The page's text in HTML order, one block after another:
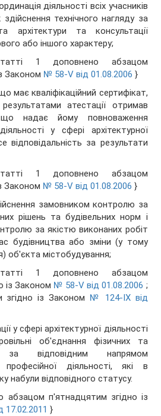
діяльності всіх учасників
технічного нагляду за
архітектури та консультації
або іншого характеру;
1 доповнено абзацом
Законом № 58-V від 01.08.2006 }
має кваліфікаційний сертифікат,
атестації отримав
що надає йому повноваження
у сфері архітектурної
відповідальність за результати
1 доповнено абзацом
Законом № 58-V від 01.08.2006 }
замовником контролю за
рішень та будівельних норм і
за якістю виконаних робіт
будівництва або зміни (у тому
об'єкта містобудування;
1 доповнено абзацом
із Законом № 58-V від 01.08.2006 ;
згідно із Законом № 124-IX від
у сфері архітектурної діяльності
об'єднання фізичних та
відповідним напрямом
діяльності, які в
набули відповідного статусу.
п'ятнадцятим згідно із
17.02.2011 }